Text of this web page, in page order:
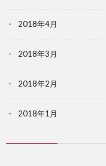
2018年4月
2018年3月
2018年2月
2018年1月